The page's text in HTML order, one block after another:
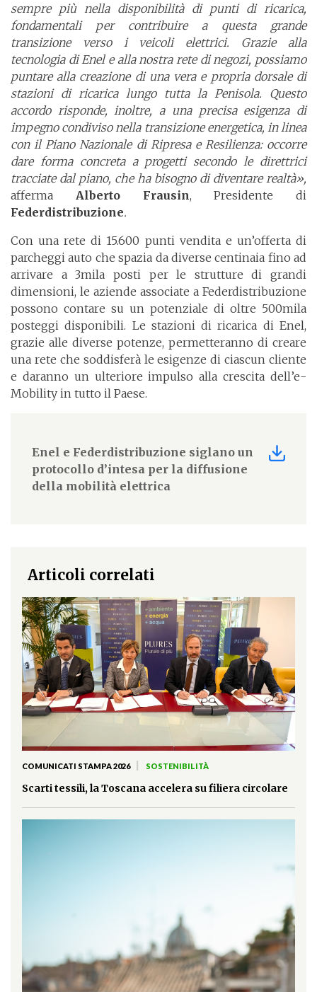
sempre più nella disponibilità di punti di ricarica,
fondamentali per contribuire a questa grande
transizione verso i veicoli elettrici. Grazie alla
tecnologia di Enel e alla nostra rete di negozi, possiamo
puntare alla creazione di una vera e propria dorsale di
stazioni di ricarica lungo tutta la Penisola. Questo
accordo risponde, inoltre, a una precisa esigenza di
impegno condiviso nella transizione energetica, in linea
con il Piano Nazionale di Ripresa e Resilienza: occorre
dare forma concreta a progetti secondo le direttrici
tracciate dal piano, che ha bisogno di diventare realtà»,
afferma Alberto Frausin, Presidente di
Federdistribuzione.
Con una rete di 15.600 punti vendita e un’offerta di
parcheggi auto che spazia da diverse centinaia fino ad
arrivare a 3mila posti per le strutture di grandi
dimensioni, le aziende associate a Federdistribuzione
possono contare su un potenziale di oltre 500mila
posteggi disponibili. Le stazioni di ricarica di Enel,
grazie alle diverse potenze, permetteranno di creare
una rete che soddisferà le esigenze di ciascun cliente
e daranno un ulteriore impulso alla crescita dell’e-
Mobility in tutto il Paese.
Enel e Federdistribuzione siglano un
protocollo d’intesa per la diffusione
della mobilità elettrica
Articoli correlati
COMUNICATI STAMPA 2026 SOSTENIBILITÀ
Scarti tessili, la Toscana accelera su filiera circolare